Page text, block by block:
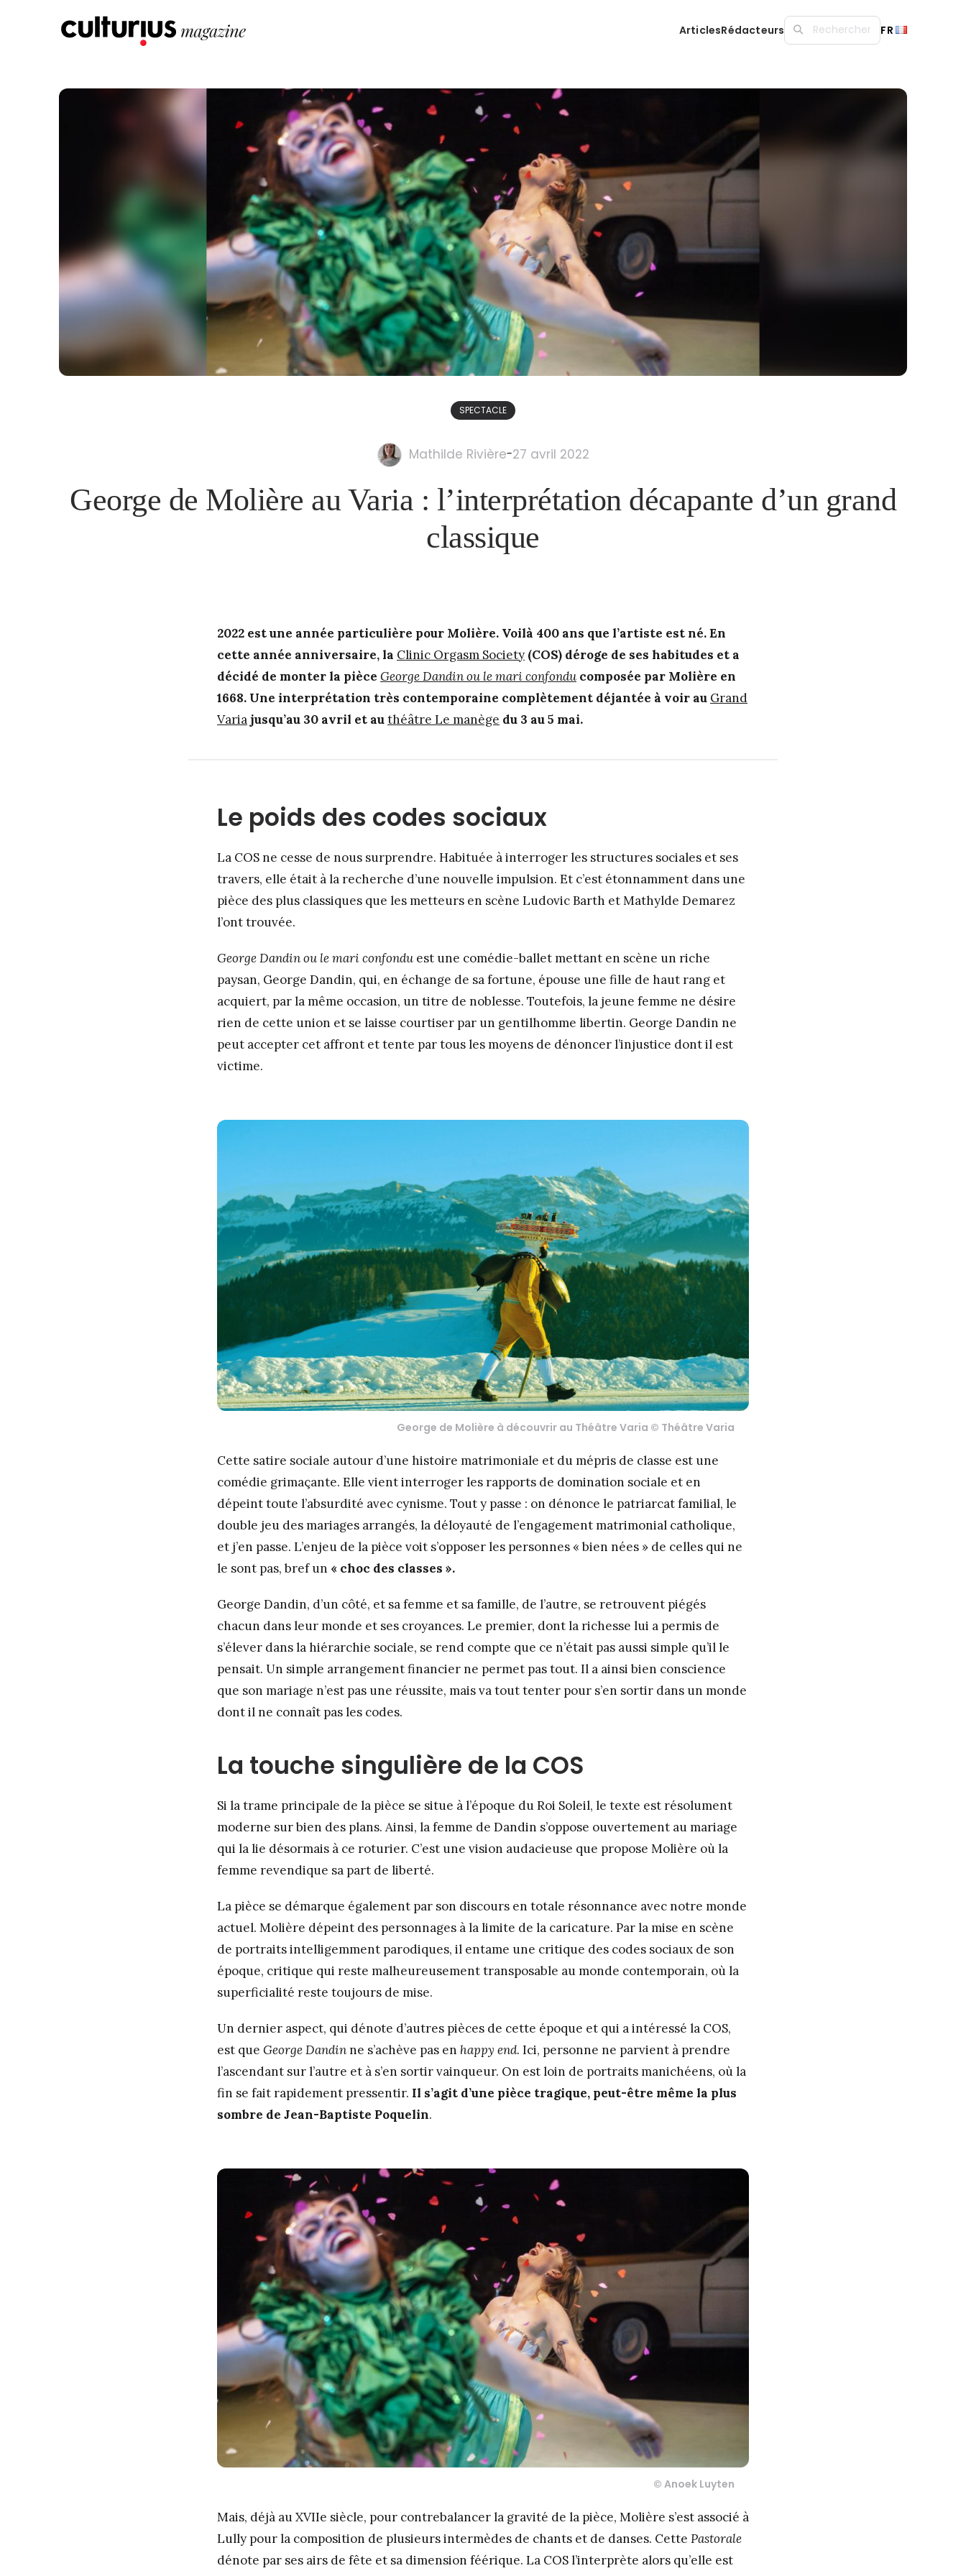
ArticlesRédacteurs FR
SPECTACLE
Mathilde Rivière-27 avril 2022
George de Molière au Varia : l’interprétation décapante d’un grand
classique
2022 est une année particulière pour Molière. Voilà 400 ans que l’artiste est né. En
cette année anniversaire, la Clinic Orgasm Society (COS) déroge de ses habitudes et a
décidé de monter la pièce George Dandin ou le mari confondu composée par Molière en
1668. Une interprétation très contemporaine complètement déjantée à voir au Grand
Variajusqu’au 30 avril et authéâtre Le manège du 3 au 5 mai.
Le poids des codes sociaux
La COS ne cesse de nous surprendre. Habituée à interroger les structures sociales et ses
travers, elle était à la recherche d’une nouvelle impulsion. Et c’est étonnamment dans une
pièce des plus classiques que les metteurs en scène Ludovic Barth et Mathylde Demarez
l’ont trouvée.
George Dandin ou le mari confondu est une comédie-ballet mettant en scène un riche
paysan, George Dandin, qui, en échange de sa fortune, épouse une fille de haut rang et
acquiert, par la même occasion, un titre de noblesse. Toutefois, la jeune femme ne désire
rien de cette union et se laisse courtiser par un gentilhomme libertin. George Dandin ne
peut accepter cet affront et tente par tous les moyens de dénoncer l’injustice dont il est
victime.
George de Molière à découvrir au Théâtre Varia © Théâtre Varia
Cette satire sociale autour d’une histoire matrimoniale et du mépris de classe est une
comédie grimaçante. Elle vient interroger les rapports de domination sociale et en
dépeint toute l’absurdité avec cynisme. Tout y passe : on dénonce le patriarcat familial, le
double jeu des mariages arrangés, la déloyauté de l’engagement matrimonial catholique,
et j’en passe. L’enjeu de la pièce voit s’opposer les personnes « bien nées » de celles qui ne
le sont pas, bref un « choc des classes ».
George Dandin, d’un côté, et sa femme et sa famille, de l’autre, se retrouvent piégés
chacun dans leur monde et ses croyances. Le premier, dont la richesse lui a permis de
s’élever dans la hiérarchie sociale, se rend compte que ce n’était pas aussi simple qu’il le
pensait. Un simple arrangement financier ne permet pas tout. Il a ainsi bien conscience
que son mariage n’est pas une réussite, mais va tout tenter pour s’en sortir dans un monde
dont il ne connaît pas les codes.
La touche singulière de la COS
Si la trame principale de la pièce se situe à l’époque du Roi Soleil, le texte est résolument
moderne sur bien des plans. Ainsi, la femme de Dandin s’oppose ouvertement au mariage
qui la lie désormais à ce roturier. C’est une vision audacieuse que propose Molière où la
femme revendique sa part de liberté.
La pièce se démarque également par son discours en totale résonnance avec notre monde
actuel. Molière dépeint des personnages à la limite de la caricature. Par la mise en scène
de portraits intelligemment parodiques, il entame une critique des codes sociaux de son
époque, critique qui reste malheureusement transposable au monde contemporain, où la
superficialité reste toujours de mise.
Un dernier aspect, qui dénote d’autres pièces de cette époque et qui a intéressé la COS,
est que George Dandinne s’achève pas en happy end. Ici, personne ne parvient à prendre
l’ascendant sur l’autre et à s’en sortir vainqueur. On est loin de portraits manichéens, où la
fin se fait rapidement pressentir. Il s’agit d’une pièce tragique, peut-être même la plus
sombre de Jean-Baptiste Poquelin.
© Anoek Luyten
Mais, déjà au XVIIe siècle, pour contrebalancer la gravité de la pièce, Molière s’est associé à
Lully pour la composition de plusieurs intermèdes de chants et de danses. Cette Pastorale
dénote par ses airs de fête et sa dimension féérique. La COS l’interprète alors qu’elle est